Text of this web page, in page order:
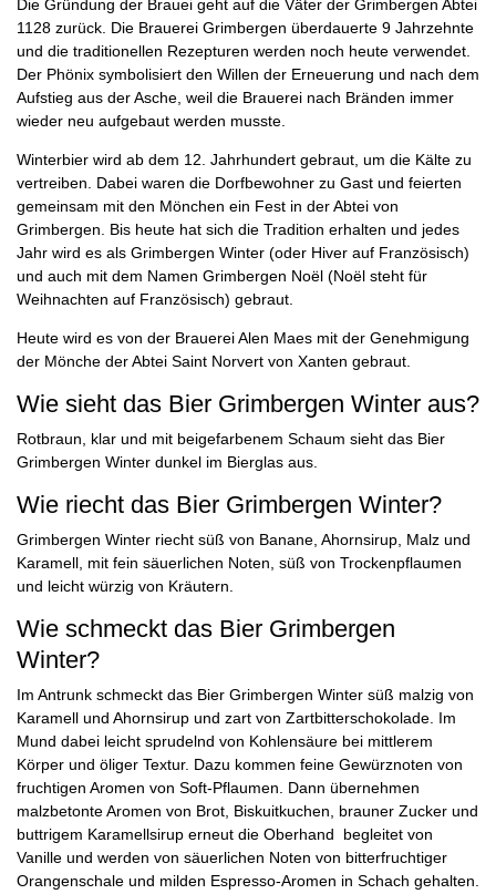
Die Gründung der Brauei geht auf die Väter der Grimbergen Abtei
1128 zurück. Die Brauerei Grimbergen überdauerte 9 Jahrzehnte
und die traditionellen Rezepturen werden noch heute verwendet.
Der Phönix symbolisiert den Willen der Erneuerung und nach dem
Aufstieg aus der Asche, weil die Brauerei nach Bränden immer
wieder neu aufgebaut werden musste.
Winterbier wird ab dem 12. Jahrhundert gebraut, um die Kälte zu
vertreiben. Dabei waren die Dorfbewohner zu Gast und feierten
gemeinsam mit den Mönchen ein Fest in der Abtei von
Grimbergen. Bis heute hat sich die Tradition erhalten und jedes
Jahr wird es als Grimbergen Winter (oder Hiver auf Französisch)
und auch mit dem Namen Grimbergen Noël (Noël steht für
Weihnachten auf Französisch) gebraut.
Heute wird es von der Brauerei Alen Maes mit der Genehmigung
der Mönche der Abtei Saint Norvert von Xanten gebraut.
Wie sieht das Bier Grimbergen Winter aus?
Rotbraun, klar und mit beigefarbenem Schaum sieht das Bier
Grimbergen Winter dunkel im Bierglas aus.
Wie riecht das Bier Grimbergen Winter?
Grimbergen Winter riecht süß von Banane, Ahornsirup, Malz und
Karamell, mit fein säuerlichen Noten, süß von Trockenpflaumen
und leicht würzig von Kräutern.
Wie schmeckt das Bier Grimbergen
Winter?
Im Antrunk schmeckt das Bier Grimbergen Winter süß malzig von
Karamell und Ahornsirup und zart von Zartbitterschokolade. Im
Mund dabei leicht sprudelnd von Kohlensäure bei mittlerem
Körper und öliger Textur. Dazu kommen feine Gewürznoten von
fruchtigen Aromen von Soft-Pflaumen. Dann übernehmen
malzbetonte Aromen von Brot, Biskuitkuchen, brauner Zucker und
buttrigem Karamellsirup erneut die Oberhand begleitet von
Vanille und werden von säuerlichen Noten von bitterfruchtiger
Orangenschale und milden Espresso-Aromen in Schach gehalten.